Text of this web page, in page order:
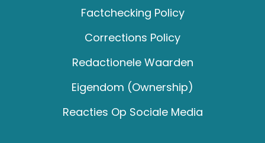
Factchecking Policy
Corrections Policy
Redactionele Waarden
Eigendom (Ownership)
Reacties Op Sociale Media